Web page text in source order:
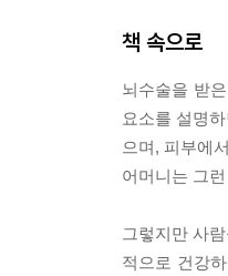
책 속으로
뇌수술을 받
요소를 설명
으며, 피부에
어머니는 그
그렇지만 사
적으로 건강